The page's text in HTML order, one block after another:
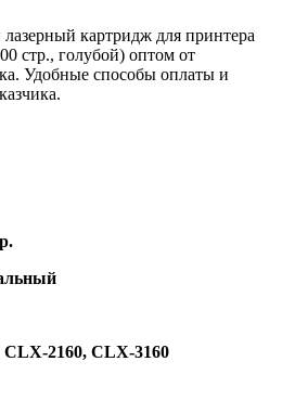
картридж для принтера
стр., голубой) оптом от
Удобные способы оплаты и
CLX-2160, CLX-3160